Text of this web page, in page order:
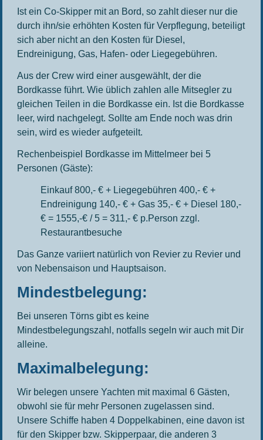
Ist ein Co-Skipper mit an Bord, so zahlt dieser nur die
durch ihn/sie erhöhten Kosten für Verpflegung, beteiligt
sich aber nicht an den Kosten für Diesel,
Endreinigung, Gas, Hafen- oder Liegegebühren.
Aus der Crew wird einer ausgewählt, der die
Bordkasse führt. Wie üblich zahlen alle Mitsegler zu
gleichen Teilen in die Bordkasse ein. Ist die Bordkasse
leer, wird nachgelegt. Sollte am Ende noch was drin
sein, wird es wieder aufgeteilt.
Rechenbeispiel Bordkasse im Mittelmeer bei 5
Personen (Gäste):
Einkauf 800,- € + Liegegebühren 400,- € +
Endreinigung 140,- € + Gas 35,- € + Diesel 180,-
€ = 1555,-€ / 5 = 311,- € p.Person zzgl.
Restaurantbesuche
Das Ganze variiert natürlich von Revier zu Revier und
von Nebensaison und Hauptsaison.
Mindestbelegung:
Bei unseren Törns gibt es keine
Mindestbelegungszahl, notfalls segeln wir auch mit Dir
alleine.
Maximalbelegung:
Wir belegen unsere Yachten mit maximal 6 Gästen,
obwohl sie für mehr Personen zugelassen sind.
Unsere Schiffe haben 4 Doppelkabinen, eine davon ist
für den Skipper bzw. Skipperpaar, die anderen 3